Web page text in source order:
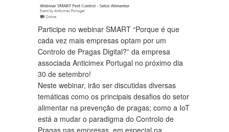
Participe no webinar SMART “Porque é que
cada vez mais empresas optam por um
Controlo de Pragas Digital?” da empresa
associada Anticimex Portugal no próximo dia
30 de setembro!
Neste webinar, irão ser discutidas diversas
temáticas como os principais desafios do setor
alimentar na prevenção de pragas; como a IoT
está a mudar o paradigma do Controlo de